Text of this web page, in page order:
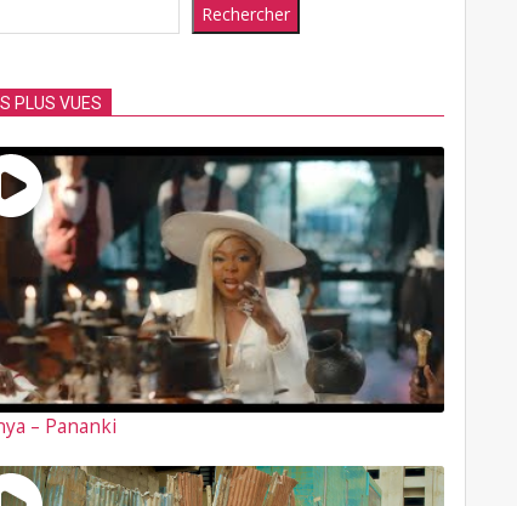
Rechercher
PLUS VUES
– Pananki